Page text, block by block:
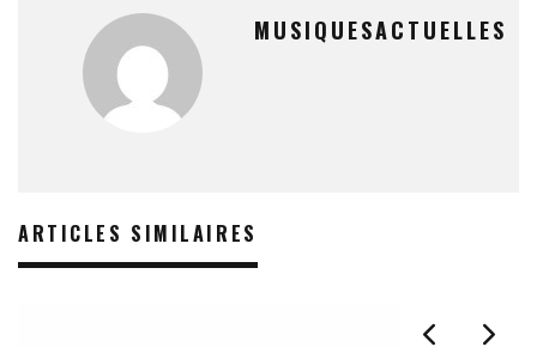
MUSIQUESACTUELLES
ARTICLES SIMILAIRES